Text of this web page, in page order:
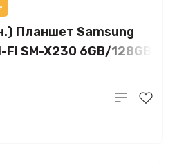
Планшет Samsung
Fi SM-X230 6GB/128GB